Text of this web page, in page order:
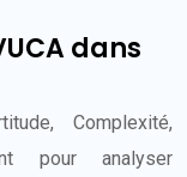
dans
Complexité,
pour analyser